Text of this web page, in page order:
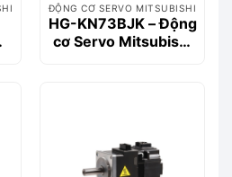
ĐỘNG CƠ SERVO MITSUBISHI
HG-KN73BJK – Động
cơ Servo Mitsubishi